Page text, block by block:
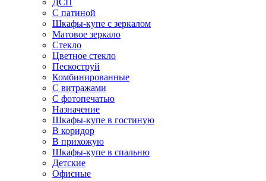
ДСП
С патиной
Шкафы-купе с зеркалом
Матовое зеркало
Стекло
Цветное стекло
Пескоструй
Комбинированные
С витражами
С фотопечатью
Назначение
Шкафы-купе в гостиную
В коридор
В прихожую
Шкафы-купе в спальню
Детские
Офисные